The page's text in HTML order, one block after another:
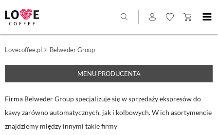
Lovecoffee.pl Belweder Group
MENU PRODUCENTA
Firma Belweder Group specjalizuje się w sprzedaży ekspresów do
kawy zarówno automatycznych, jak i kolbowych. W ich asortymencie
znajdziemy między innymi takie firmy